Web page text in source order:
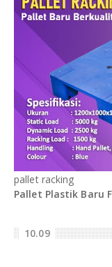
pallet racking
Pallet Plastik Baru
10.09